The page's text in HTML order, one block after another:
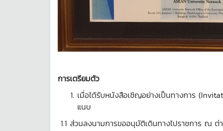
การเตรียมตัว
เมื่อได้รับหนังสือเชิญอย่างเป็นทางการ
แนบ
1.1 ส่วนลงนามการขออนุมัติเดินทางไปราชการ ณ ต่